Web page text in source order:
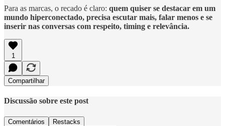
Para as marcas, o recado é claro: quem quiser se destacar em um
mundo hiperconectado, precisa escutar mais, falar menos e se
inserir nas conversas com respeito, timing e relevância.
1
Compartilhar
Discussão sobre este post
Comentários Restacks